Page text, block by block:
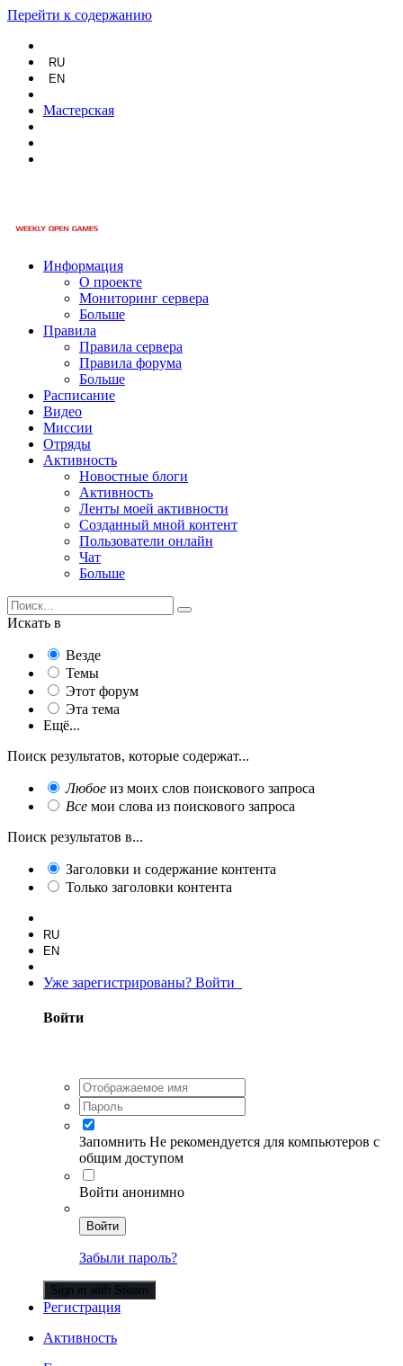
Перейти к содержанию
RU
EN
Мастерская
Информация
О проекте
Мониторинг сервера
Больше
Правила
Правила сервера
Правила форума
Больше
Расписание
Видео
Миссии
Отряды
Активность
Новостные блоги
Активность
Ленты моей активности
Созданный мной контент
Пользователи онлайн
Чат
Больше
Искать в
Везде
Темы
Этот форум
Эта тема
Ещё...
Поиск результатов, которые содержат...
Любое из моих слов поискового запроса
Все мои слова из поискового запроса
Поиск результатов в...
Заголовки и содержание контента
Только заголовки контента
RU
EN
Уже зарегистрированы? Войти
Войти
Запомнить Не рекомендуется для компьютеров с
общим доступом
Войти анонимно
Войти
Забыли пароль?
Sign in with Steam
Регистрация
Активность